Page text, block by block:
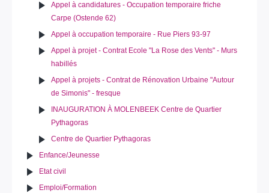
Appel à candidatures - Occupation temporaire friche
Carpe (Ostende 62)
Appel à occupation temporaire - Rue Piers 93-97
Appel à projet - Contrat Ecole "La Rose des Vents" - Murs
habillés
Appel à projets - Contrat de Rénovation Urbaine "Autour
de Simonis" - fresque
INAUGURATION À MOLENBEEK Centre de Quartier
Pythagoras
Centre de Quartier Pythagoras
Enfance/Jeunesse
Etat civil
Emploi/Formation